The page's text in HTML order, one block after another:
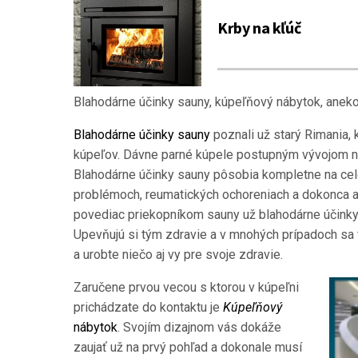
Krby na kľúč
Blahodárne účinky sauny, kúpeľňový nábytok,
Blahodárne účinky sauny poznali už starý
kúpeľov. Dávne parné kúpele postupným vývojom
Blahodárne účinky sauny pôsobia kompletne na
problémoch, reumatických ochoreniach a dokonca
povediac priekopníkom sauny už blahodárne
Upevňujú si tým zdravie a v mnohých prípadoch
a urobte niečo aj vy pre svoje zdravie.
Zaručene prvou vecou s ktorou v kúpeľni
prichádzate do kontaktu je Kúpeľňový
nábytok. Svojím dizajnom vás dokáže
zaujať už na prvý pohľad a dokonale musí